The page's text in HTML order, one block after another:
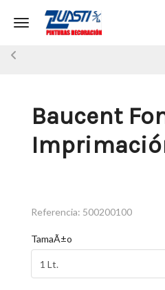
Toggle navigation
Baucent
Referencia: 500200100
TamaÃ±o